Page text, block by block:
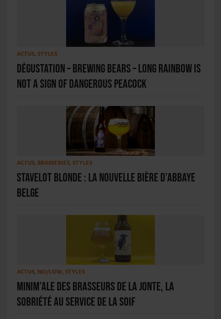
ACTUS, STYLES
Dégustation – Brewing Bears – Long Rainbow Is
Not A sign Of Dangerous Peacock
ACTUS, BRASSERIES, STYLES
Stavelot Blonde : la nouvelle bière d’abbaye
belge
ACTUS, NO/LOW, STYLES
Minim’Ale des brasseurs de la Jonte, la
sobriété au service de la soif